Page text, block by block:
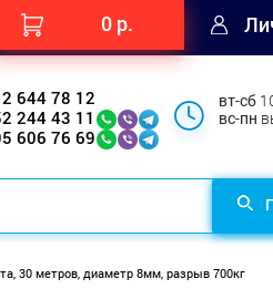
0 р.
644 78 12
244 43 11
606 76 69
вт-сб
вс-пн
30 метров, диаметр 8мм, разрыв 700кг